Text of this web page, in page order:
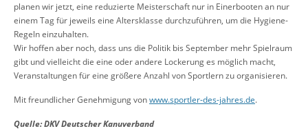
planen wir jetzt, eine reduzierte Meisterschaft nur in Einerbooten an nur
einem Tag für jeweils eine Altersklasse durchzuführen, um die Hygiene-
Regeln einzuhalten.
Wir hoffen aber noch, dass uns die Politik bis September mehr Spielraum
gibt und vielleicht die eine oder andere Lockerung es möglich macht,
Veranstaltungen für eine größere Anzahl von Sportlern zu organisieren.
Mit freundlicher Genehmigung vonwww.sportler-des-jahres.de.
Quelle: DKV Deutscher Kanuverband